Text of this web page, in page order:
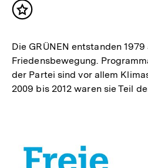
Inhalt
Die GRÜNEN entstanden
Friedensbewegung.
der Partei sind vor allem
2009 bis 2012 waren sie Teil